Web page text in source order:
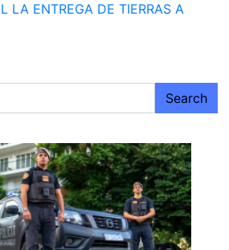
LA ENTREGA DE TIERRAS A
Search